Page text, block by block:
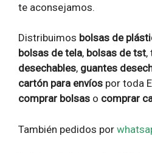
te aconsejamos.
Distribuimos bolsas de
bolsas de tela, bolsas de tst,
desechables, guantes
cartón para envíos por toda
comprar bolsas o comprar
También pedidos por